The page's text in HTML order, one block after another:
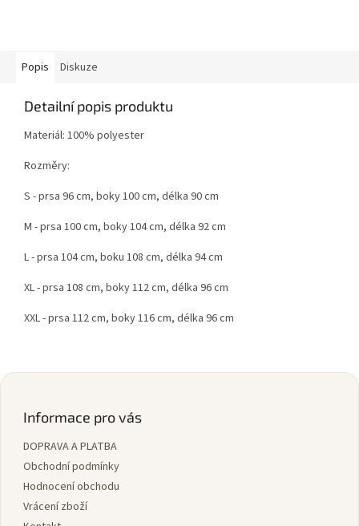
Popis Diskuze
Detailní popis produktu
Materiál: 100% polyester
Rozměry:
S - prsa 96 cm, boky 100 cm, délka 90 cm
M - prsa 100 cm, boky 104 cm, délka 92 cm
L - prsa 104 cm, boku 108 cm, délka 94 cm
XL - prsa 108 cm, boky 112 cm, délka 96 cm
XXL - prsa 112 cm, boky 116 cm, délka 96 cm
Z
Informace pro vás
DOPRAVA A PLATBA
Obchodní podmínky
Hodnocení obchodu
Vrácení zboží